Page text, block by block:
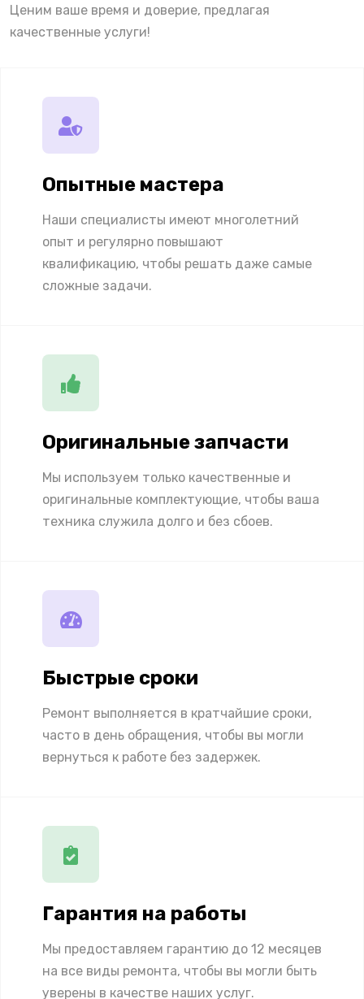
Ценим ваше время и доверие, предлагая
качественные услуги!
Опытные мастера
Наши специалисты имеют многолетний
опыт и регулярно повышают
квалификацию, чтобы решать даже самые
сложные задачи.
Оригинальные запчасти
Мы используем только качественные и
оригинальные комплектующие, чтобы ваша
техника служила долго и без сбоев.
Быстрые сроки
Ремонт выполняется в кратчайшие сроки,
часто в день обращения, чтобы вы могли
вернуться к работе без задержек.
Гарантия на работы
Мы предоставляем гарантию до 12 месяцев
на все виды ремонта, чтобы вы могли быть
уверены в качестве наших услуг.